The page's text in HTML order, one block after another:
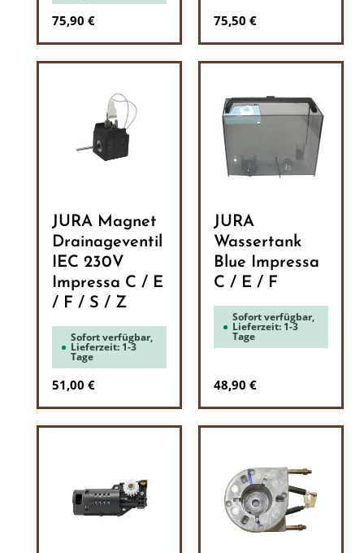
Regulärer Preis:
75,90 € Regulärer Preis:
75,50 €
JURA Magnet
Drainageventil
IEC 230V
Impressa C / E
/ F / S / Z
Sofort verfügbar,
Lieferzeit: 1-3
Tage
Regulärer Preis:
51,00 €
JURA
Wassertank
Blue Impressa
C / E / F
Sofort verfügbar,
Lieferzeit: 1-3
Tage
Regulärer Preis:
48,90 €